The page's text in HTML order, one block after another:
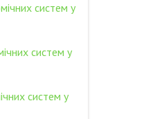
систем у
систем у
систем у